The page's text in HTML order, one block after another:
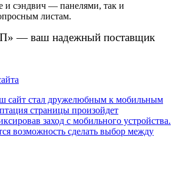
и сэндвич — панелями, так и
листам.
— ваш надежный поставщик
сайт стал дружелюбным к мобильным
страницы произойдет
заход с мобильного устройства.
возможность сделать выбор между